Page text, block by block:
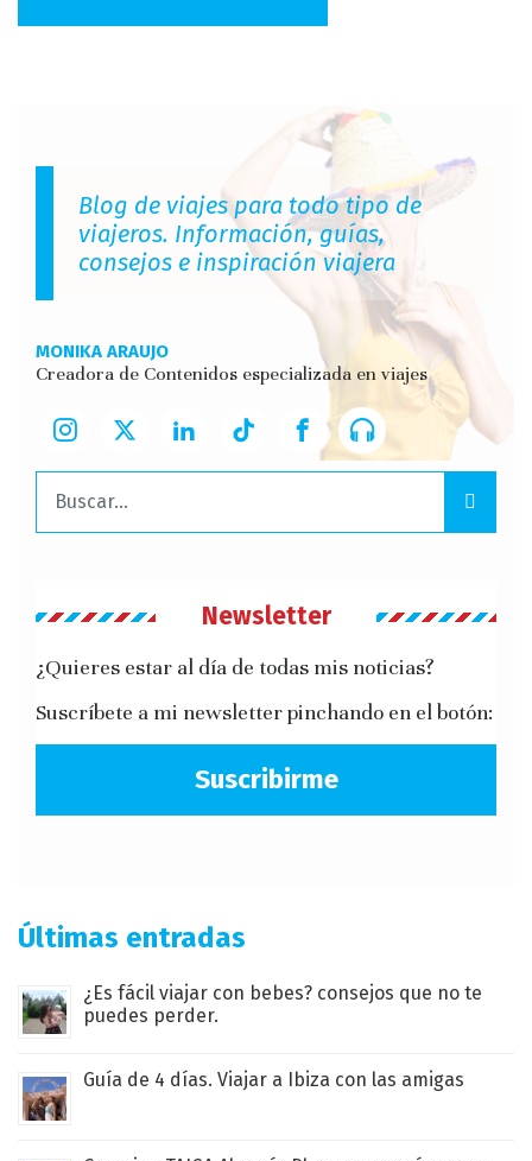
Blog de viajes para todo tipo de
viajeros. Información, guías,
consejos e inspiración viajera
MONIKA ARAUJO
Creadora de Contenidos especializada en viajes
Buscar:
Newsletter
¿Quieres estar al día de todas mis noticias?
Suscríbete a mi newsletter pinchando en el botón:
Suscribirme
Últimas entradas
¿Es fácil viajar con bebes? consejos que no te
puedes perder.
Guía de 4 días. Viajar a Ibiza con las amigas